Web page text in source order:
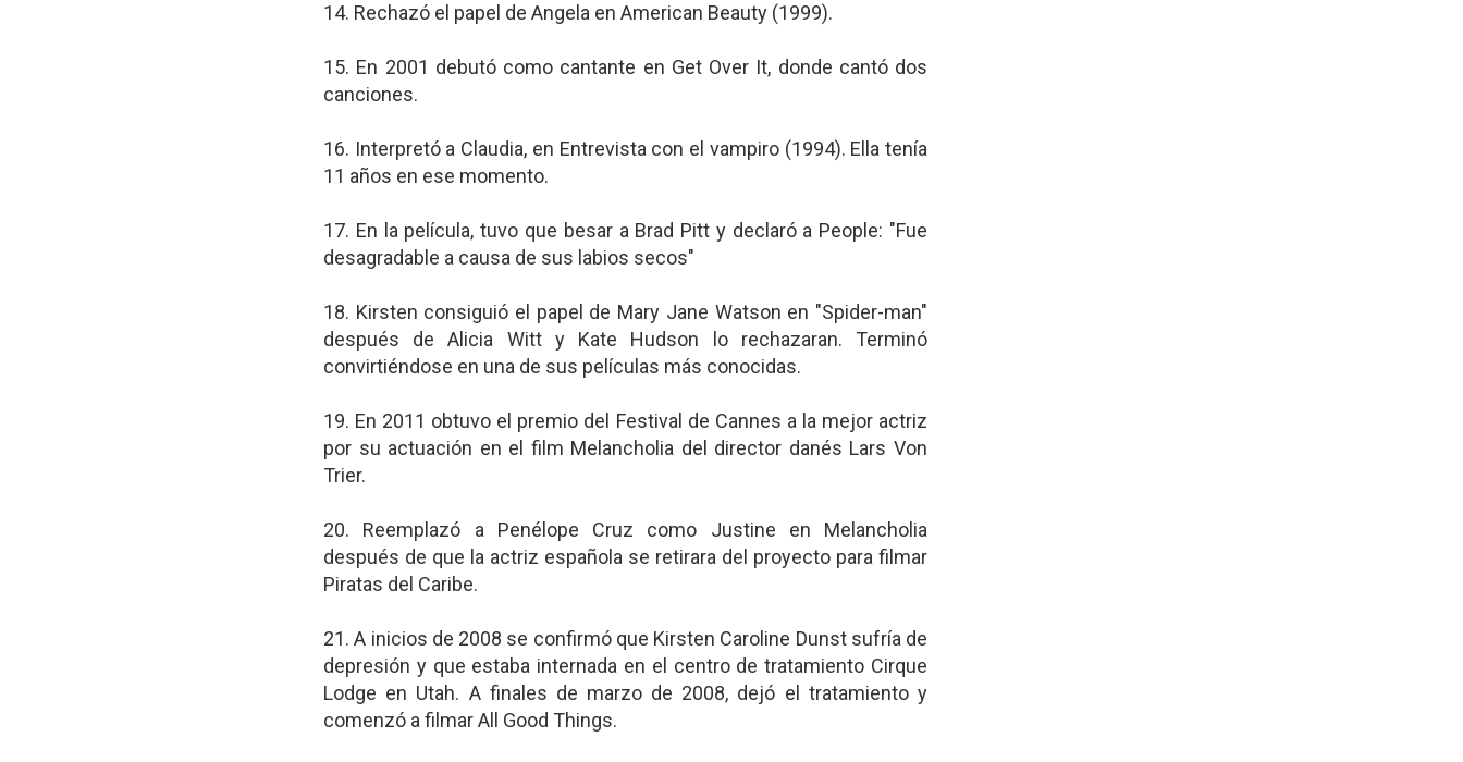
14. Rechazó el papel de Angela en American Beauty (1999).
15. En 2001 debutó como cantante en Get Over It, donde cantó dos
canciones.
16. Interpretó a Claudia, en Entrevista con el vampiro (1994). Ella tenía
11 años en ese momento.
17. En la película, tuvo que besar a Brad Pitt y declaró a People: "Fue
desagradable a causa de sus labios secos"
18. Kirsten consiguió el papel de Mary Jane Watson en "Spider-man"
después de Alicia Witt y Kate Hudson lo rechazaran. Terminó
convirtiéndose en una de sus películas más conocidas.
19. En 2011 obtuvo el premio del Festival de Cannes a la mejor actriz
por su actuación en el film Melancholia del director danés Lars Von
Trier.
20. Reemplazó a Penélope Cruz como Justine en Melancholia
después de que la actriz española se retirara del proyecto para filmar
Piratas del Caribe.
21. A inicios de 2008 se confirmó que Kirsten Caroline Dunst sufría de
depresión y que estaba internada en el centro de tratamiento Cirque
Lodge en Utah. A finales de marzo de 2008, dejó el tratamiento y
comenzó a filmar All Good Things.